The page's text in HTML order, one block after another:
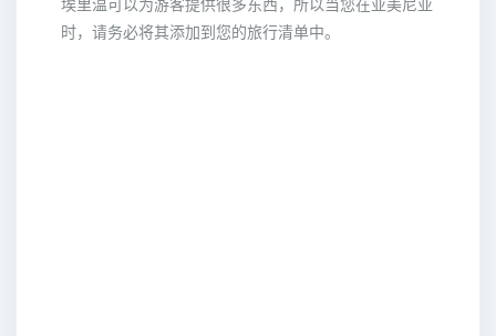
埃里温可以为游客提供很多东西，所以当您在亚美尼亚
时，请务必将其添加到您的旅行清单中。